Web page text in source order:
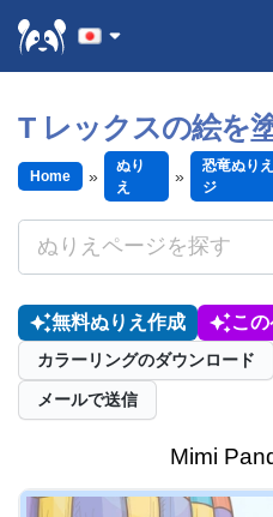
T レックスの絵を
Home
ぬり
え
恐竜ぬり
ジ
無料ぬりえ作成 こ
カラーリングのダウンロード
メールで送信
Mimi